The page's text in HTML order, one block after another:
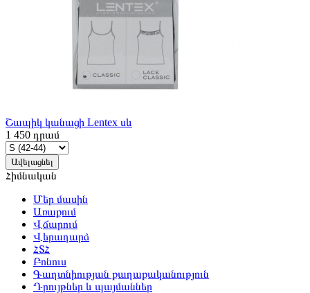
Շապիկ կանացի Lentex սև
1 450 դրամ
Ավելացնել
Հիմնական
Մեր մասին
Առաքում
Վճարում
Վերադարձ
ՀՏՀ
Բոնուս
Գաղտնիության քաղաքականություն
Դրույթներ և պայմաններ